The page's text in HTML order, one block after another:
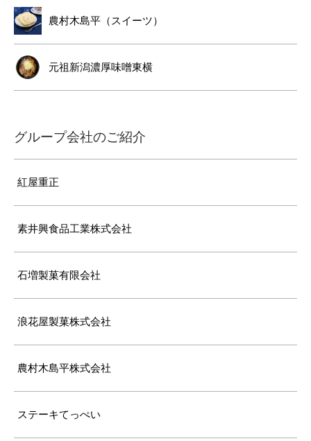
農村木島平（スイーツ）
元祖新潟濃厚味噌東横
グループ会社のご紹介
紅屋重正
素井興食品工業株式会社
石増製菓有限会社
浪花屋製菓株式会社
農村木島平株式会社
ステーキてっぺい